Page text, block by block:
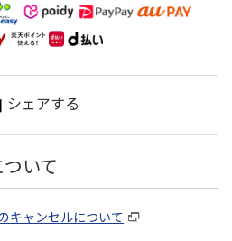
シェアする
いて
キャンセルについて